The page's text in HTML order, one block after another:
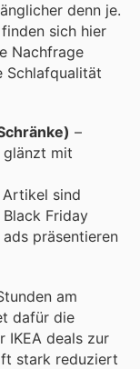
denn je.
sich hier
Nachfrage
Schlafqualität
–
glänzt mit
sind
Friday
präsentieren
am
dafür die
IKEA deals zur
stark reduziert